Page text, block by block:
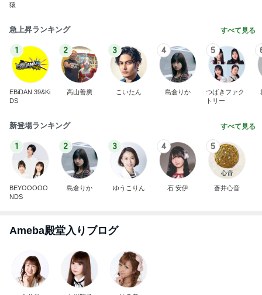
猿
急上昇ランキング すべて見る
1
EBiDAN 39&Ki
DS
2
高山善廣
3
こいたん
4
島倉りか
5
つばきファク
トリー
新登場ランキング すべて見る
1
BEYOOOOO
NDS
2
島倉りか
3
ゆうこりん
4
石 安伊
5
蒼井心音
Ameba殿堂入りブログ